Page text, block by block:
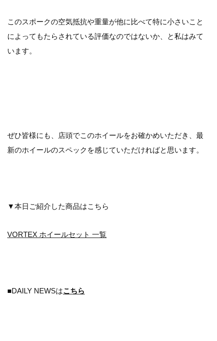
このスポークの空気抵抗や重量が他に比べて特に小さいこと
によってもたらされている評価なのではないか、と私はみて
います。
ぜひ皆様にも、店頭でこのホイールをお確かめいただき、最
新のホイールのスペックを感じていただければと思います。
▼本日ご紹介した商品はこちら
VORTEX ホイールセット 一覧
■DAILY NEWSはこちら